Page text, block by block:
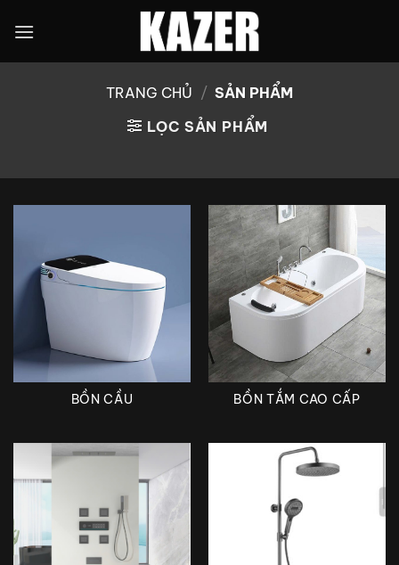
qua
TRANG CHỦ / SẢN PHẨM
LỌC SẢN PHẨM
BỒN CẦU BỒN TẮM CAO CẤP